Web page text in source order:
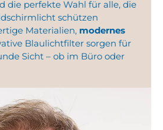
die perfekte Wahl für alle, die
schützen
Materialien, modernes
Blaulichtfilter sorgen für
Sicht – ob im Büro oder